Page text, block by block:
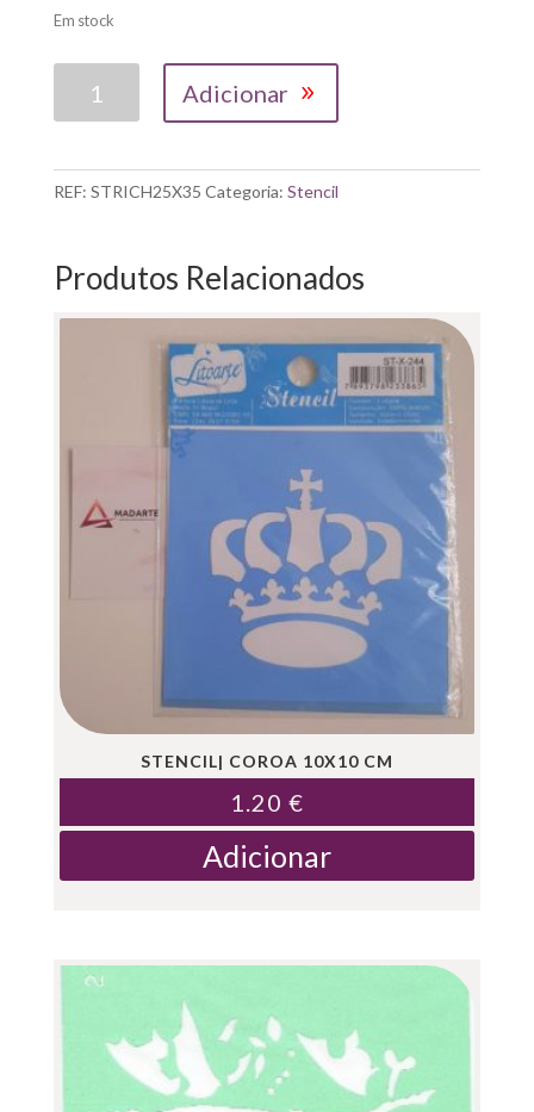
Em stock
165
Adicionar
REF: STRICH25X35 Categoria: Stencil
Produtos Relacionados
STENCIL| COROA 10X10 CM
1.20 €
Adicionar